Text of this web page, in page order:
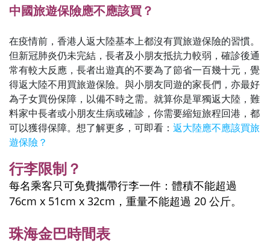
中國旅遊保險應不應該買？
在疫情前，香港人返大陸基本上都沒有買旅遊保險的習慣。
但新冠肺炎仍未完結，長者及小朋友抵抗力較弱，確診後通
常有較大反應，長者出遊真的不要為了節省一百幾十元，覺
得返大陸不用買旅遊保險。與小朋友同遊的家長們，亦最好
為子女買份保障，以備不時之需。就算你是單獨返大陸，難
料家中長者或小朋友生病或確診，你需要縮短旅程回港，都
可以獲得保障。想了解更多，可即看： 返大陸應不應該買旅
遊保險？
行李限制？
每名乘客只可免費攜帶行李一件：體積不能超過
76cm x 51cm x 32cm，重量不能超過 20 公斤。
珠海金巴時間表